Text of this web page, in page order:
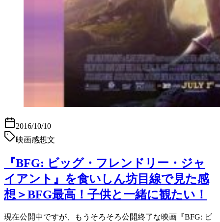
2016/10/10
映画感想文
『BFG: ビッグ・フレンドリー・ジャ
イアント』を食いしん坊目線で見た感
想＞BFG最高！子供と一緒に観たい！
現在公開中ですが、もうそろそろ公開終了な映画『BFG: ビ